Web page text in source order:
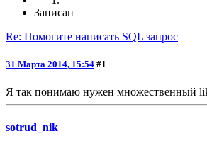
Записан
Re: Помогите написать SQL запрос
31 Марта 2014, 15:54 #1
Я так понимаю нужен множественный
sotrud_nik